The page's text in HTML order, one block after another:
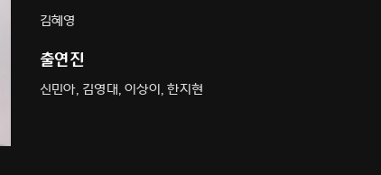
김혜영
출연진
신민아, 김영대, 이상이, 한지현